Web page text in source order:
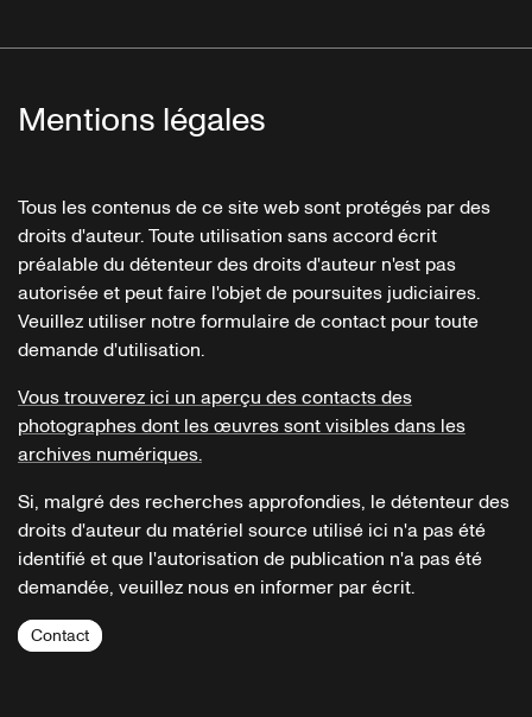
Mentions légales
Tous les contenus de ce site web sont protégés par des
droits d'auteur. Toute utilisation sans accord écrit
préalable du détenteur des droits d'auteur n'est pas
autorisée et peut faire l'objet de poursuites judiciaires.
Veuillez utiliser notre formulaire de contact pour toute
demande d'utilisation.
Vous trouverez ici un aperçu des contacts des
photographes dont les œuvres sont visibles dans les
archives numériques.
Si, malgré des recherches approfondies, le détenteur des
droits d'auteur du matériel source utilisé ici n'a pas été
identifié et que l'autorisation de publication n'a pas été
demandée, veuillez nous en informer par écrit.
Contact